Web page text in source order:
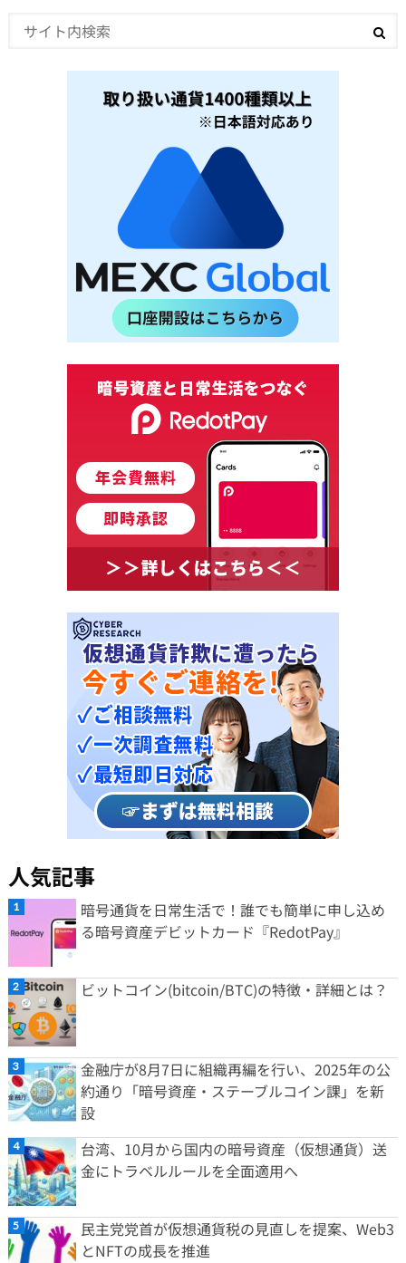
人気記事
暗号通貨を日常生活で！誰でも簡単に申し込め
る暗号資産デビットカード『RedotPay』
ビットコイン(bitcoin/BTC)の特徴・詳細とは？
金融庁が8月7日に組織再編を行い、2025年の公
約通り「暗号資産・ステーブルコイン課」を新
設
台湾、10月から国内の暗号資産（仮想通貨）送
金にトラベルルールを全面適用へ
民主党党首が仮想通貨税の見直しを提案、Web3
とNFTの成長を推進